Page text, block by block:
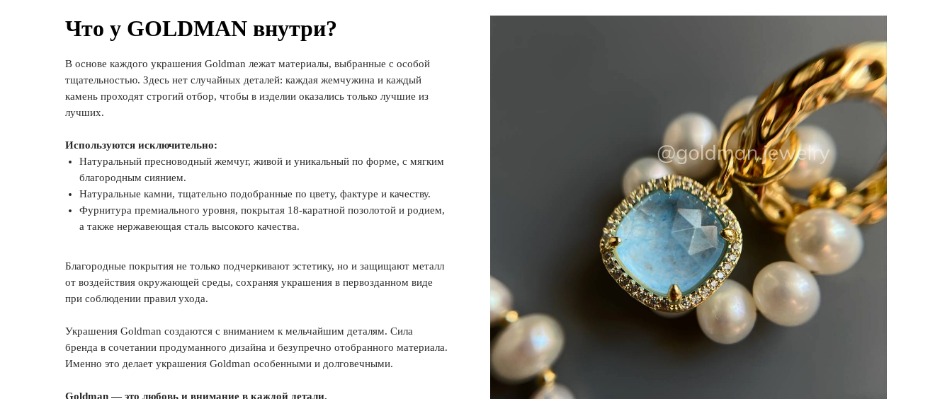
Что у GOLDMAN внутри?
В основе каждого украшения Goldman лежат материалы, выбранные с особой
тщательностью. Здесь нет случайных деталей: каждая жемчужина и каждый
камень проходят строгий отбор, чтобы в изделии оказались только лучшие из
лучших.
Используются исключительно:
Натуральный пресноводный жемчуг, живой и уникальный по форме, с мягким
благородным сиянием.
Натуральные камни, тщательно подобранные по цвету, фактуре и качеству.
Фурнитура премиального уровня, покрытая 18-каратной позолотой и родием,
а также нержавеющая сталь высокого качества.
Благородные покрытия не только подчеркивают эстетику, но и защищают металл
от воздействия окружающей среды, сохраняя украшения в первозданном виде
при соблюдении правил ухода.
Украшения Goldman создаются с вниманием к мельчайшим деталям. Сила
бренда в сочетании продуманного дизайна и безупречно отобранного материала.
Именно это делает украшения Goldman особенными и долговечными.
Goldman — это любовь и внимание в каждой детали.